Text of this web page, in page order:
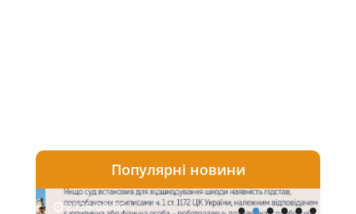
Популярні новини
2026-08-06